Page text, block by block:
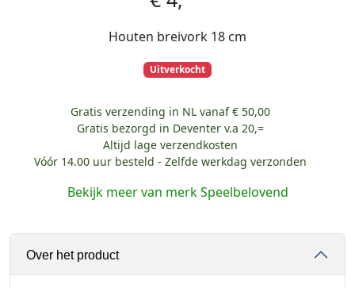
Houten breivork 18 cm
Uitverkocht
Gratis verzending in NL vanaf € 50,00
Gratis bezorgd in Deventer v.a 20,=
Altijd lage verzendkosten
Vóór 14.00 uur besteld - Zelfde werkdag verzonden
Bekijk meer van merk Speelbelovend
Over het product